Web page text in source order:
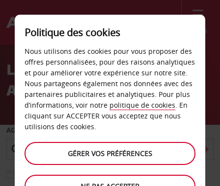
Menu
Welcome
AvisLocation de voiture Port
Alfred
AGENCE DE DÉPART
Sélectionnez une autre agence de retour
Politique des cookies
Nous utilisons des cookies pour vous proposer des
offres personnalisées, pour des raisons analytiques
et pour améliorer votre expérience sur notre site.
Nous partageons également nos données avec des
partenaires publicitaires et analytiques. Pour plus
d’informations, voir notre politique de cookies. En
cliquant sur ACCEPTER vous acceptez que nous
utilisions des cookies.
GÉRER VOS PRÉFÉRENCES